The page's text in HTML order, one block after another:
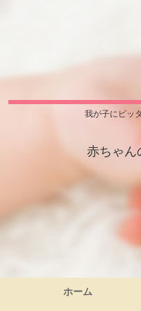
我が子にピッ
赤ちゃん
ホーム